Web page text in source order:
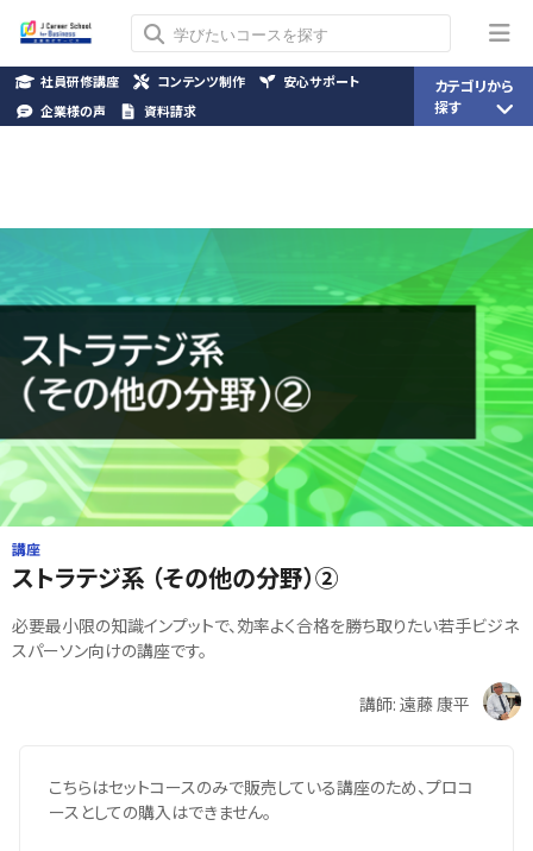
講座
ストラテジ系 （その他の分野）②
必要最小限の知識インプットで、効率よく合格を勝ち取りたい若手ビジネ
スパーソン向けの講座です。
講師: 遠藤 康平
こちらはセットコースのみで販売している講座のため、プロコ
ースとしての購入はできません。
社員研修講座 コンテンツ制作
安心サポート
企業様の声
資料請求
カテゴリから
探す